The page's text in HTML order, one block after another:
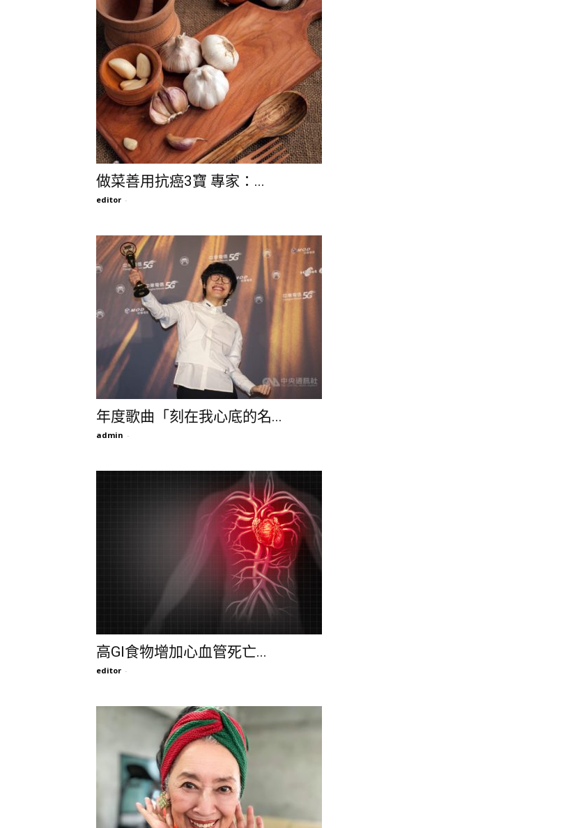
做菜善用抗癌3寶 專家：...
editor -
年度歌曲「刻在我心底的名...
admin -
高GI食物增加心血管死亡...
editor -